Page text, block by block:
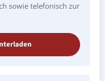
sowie telefonisch zur